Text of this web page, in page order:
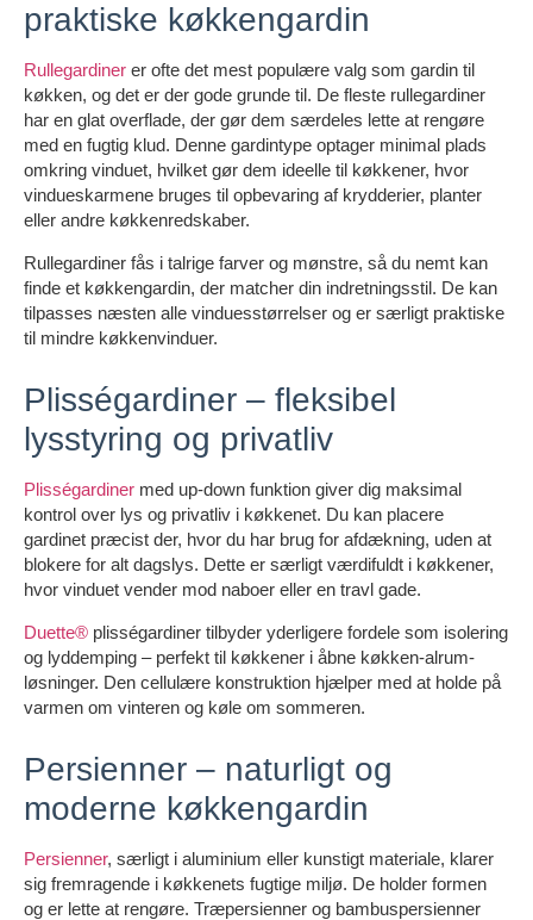
praktiske køkkengardin
Rullegardiner er ofte det mest populære valg som gardin til
køkken, og det er der gode grunde til. De fleste rullegardiner
har en glat overflade, der gør dem særdeles lette at rengøre
med en fugtig klud. Denne gardintype optager minimal plads
omkring vinduet, hvilket gør dem ideelle til køkkener, hvor
vindueskarmene bruges til opbevaring af krydderier, planter
eller andre køkkenredskaber.
Rullegardiner fås i talrige farver og mønstre, så du nemt kan
finde et køkkengardin, der matcher din indretningsstil. De kan
tilpasses næsten alle vinduesstørrelser og er særligt praktiske
til mindre køkkenvinduer.
Plisségardiner – fleksibel
lysstyring og privatliv
Plisségardiner med up-down funktion giver dig maksimal
kontrol over lys og privatliv i køkkenet. Du kan placere
gardinet præcist der, hvor du har brug for afdækning, uden at
blokere for alt dagslys. Dette er særligt værdifuldt i køkkener,
hvor vinduet vender mod naboer eller en travl gade.
Duette® plisségardiner tilbyder yderligere fordele som isolering
og lyddemping – perfekt til køkkener i åbne køkken-alrum-
løsninger. Den cellulære konstruktion hjælper med at holde på
varmen om vinteren og køle om sommeren.
Persienner – naturligt og
moderne køkkengardin
Persienner, særligt i aluminium eller kunstigt materiale, klarer
sig fremragende i køkkenets fugtige miljø. De holder formen
og er lette at rengøre. Træpersienner og bambuspersienner